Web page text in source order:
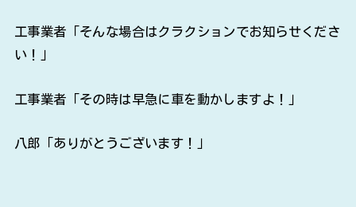
工事業者「そんな場合はクラクションでお知らせくださ
い！」
工事業者「その時は早急に車を動かしますよ！」
八郎「ありがとうございます！」